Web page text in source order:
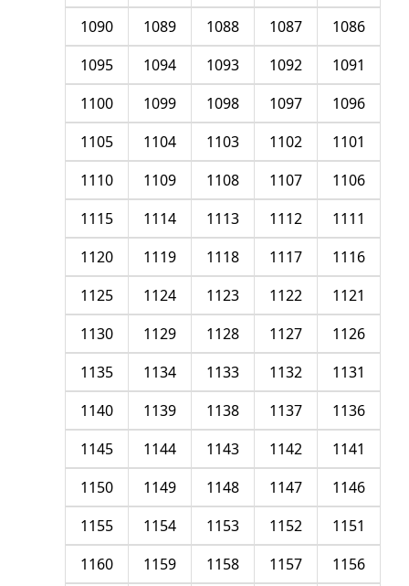
1086
1087
1088
1089
1090
1091
1092
1093
1094
1095
1096
1097
1098
1099
1100
1101
1102
1103
1104
1105
1106
1107
1108
1109
1110
1111
1112
1113
1114
1115
1116
1117
1118
1119
1120
1121
1122
1123
1124
1125
1126
1127
1128
1129
1130
1131
1132
1133
1134
1135
1136
1137
1138
1139
1140
1141
1142
1143
1144
1145
1146
1147
1148
1149
1150
1151
1152
1153
1154
1155
1156
1157
1158
1159
1160